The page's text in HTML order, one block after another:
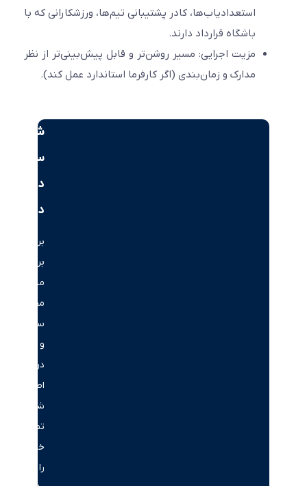
استعدادیاب‌ها، کادر پشتیبانی تیم‌ها، ورزشکارانی که با
باشگاه قرارداد دارند.
مزیت اجرایی: مسیر روشن‌تر و قابل پیش‌بینی‌تر از نظر
مدارک و زمان‌بندی (اگر کارفرما استاندارد عمل کند).
سرمایه‌گذاری
سرمایه‌گذاری